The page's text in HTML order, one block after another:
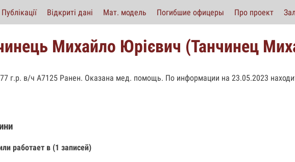
Публікації Відкриті дані Мат. модель Погибшие офицеры Про проект
Михайло Юрієвич (Танчинец
г.р. в/ч А7125 Ранен. Оказана мед. помощь. По информации на 23.05.2023
работает в (1 записей)